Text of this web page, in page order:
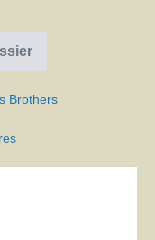
Brothers